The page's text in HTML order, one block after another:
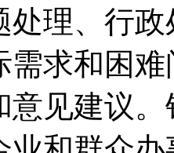
处理、行
需求和困
意见建议